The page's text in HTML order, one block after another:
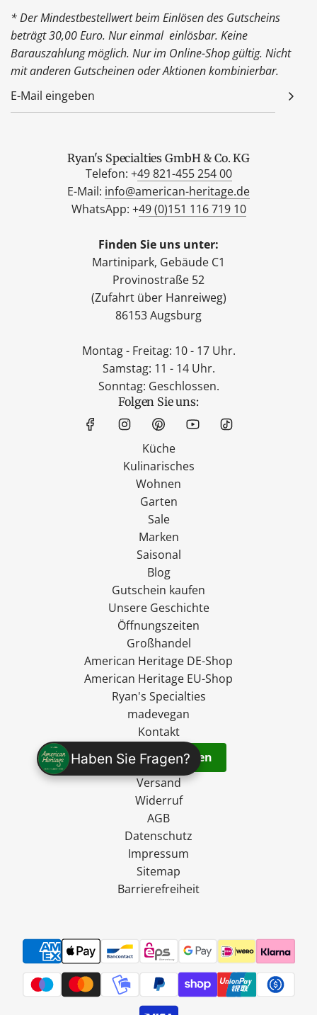
Haben Sie Fragen?
* Der Mindestbestellwert beim Einlösen des Gutscheins
beträgt 30,00 Euro. Nur einmal einlösbar. Keine
Barauszahlung möglich. Nur im Online-Shop gültig. Nicht
mit anderen Gutscheinen oder Aktionen kombinierbar.
Ryan's Specialties GmbH & Co. KG
Telefon: +49 821-455 254 00
E-Mail: info@american-heritage.de
WhatsApp: +49 (0)151 116 719 10
Finden Sie uns unter:
Martinipark, Gebäude C1
Provinostraße 52
(Zufahrt über Hanreiweg)
86153 Augsburg
Montag - Freitag: 10 - 17 Uhr.
Samstag: 11 - 14 Uhr.
Sonntag: Geschlossen.
Folgen Sie uns:
Küche
Kulinarisches
Wohnen
Garten
Sale
Marken
Saisonal
Blog
Gutschein kaufen
Unsere Geschichte
Öffnungszeiten
Großhandel
American Heritage DE-Shop
American Heritage EU-Shop
Ryan's Specialties
madevegan
Kontakt
Vertrag widerrufen
Versand
Widerruf
AGB
Datenschutz
Impressum
Sitemap
Barrierefreiheit